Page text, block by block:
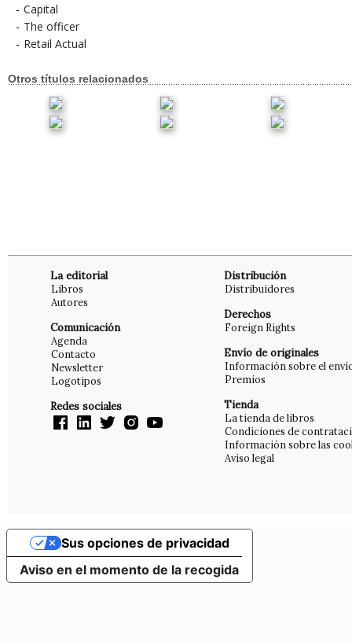
- Capital
- The officer
- Retail Actual
Otros títulos relacionados
La editorial
Libros
Autores
Comunicación
Agenda
Contacto
Newsletter
Logotipos
Redes sociales
Distribución
Distribuidores
Derechos
Foreign Rights
Envío de originales
Información sobre el
Premios
Tienda
La tienda de libros
Condiciones de
Información sobre las
Aviso legal
Aviso en el momento de la recogida
Sus opciones de privacidad